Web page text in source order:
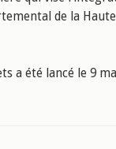
de la
a été lancé le 9